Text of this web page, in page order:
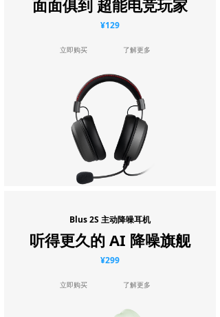
Blus 2S 主动降噪耳机
听得更久的 AI 降噪旗舰
¥299
立即购买 了解更多
面面俱到 超能电竞玩家
¥129
立即购买 了解更多